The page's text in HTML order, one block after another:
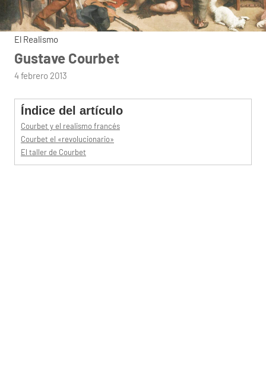
El Realismo
Gustave Courbet
por
4 febrero 2013
Índice del artículo
Courbet y el realismo francés
Courbet el «revolucionario»
El taller de Courbet